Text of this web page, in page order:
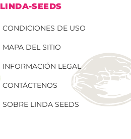
LINDA-SEEDS
CONDICIONES DE USO
MAPA DEL SITIO
INFORMACIÓN LEGAL
CONTÁCTENOS
SOBRE LINDA SEEDS